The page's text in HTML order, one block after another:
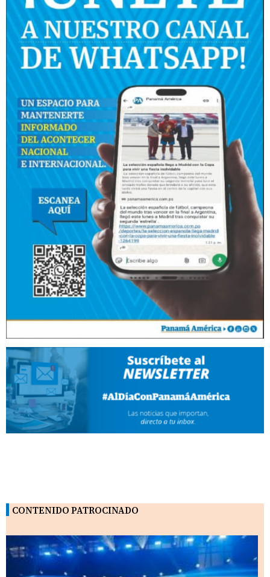
CONTENIDO PATROCINADO